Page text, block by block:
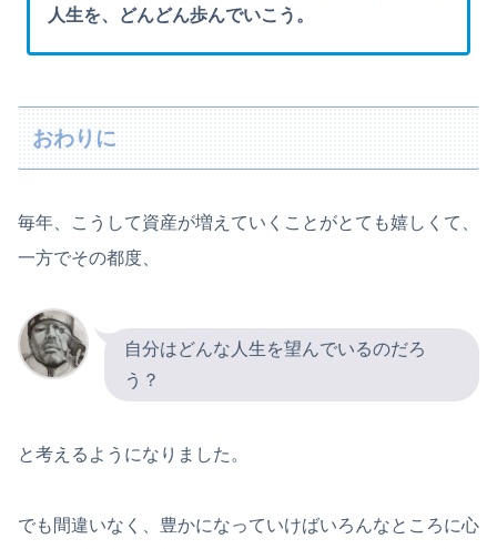
人生を、どんどん歩んでいこう。
おわりに
毎年、こうして資産が増えていくことがとても嬉しくて、
一方でその都度、
自分はどんな人生を望んでいるのだろ
う？
と考えるようになりました。
でも間違いなく、豊かになっていけばいろんなところに心